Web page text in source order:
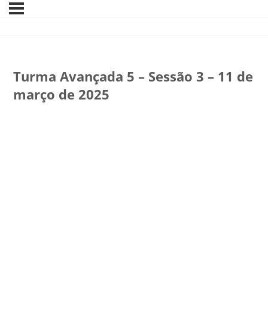
Turma Avançada 5 – Sessão 3 – 11 de
março de 2025